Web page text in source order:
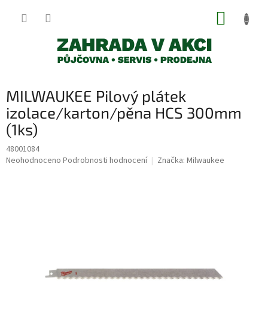
MILWAUKEE Pilový plátek
izolace/karton/pěna HCS 300mm
(1ks)
48001084
Průměrné
Neohodnoceno Podrobnosti hodnocení Značka: Milwaukee